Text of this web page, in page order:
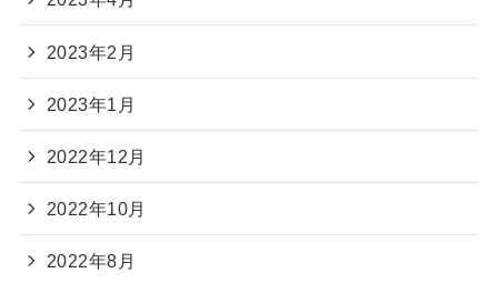
2023年2月
2023年1月
2022年12月
2022年10月
2022年8月